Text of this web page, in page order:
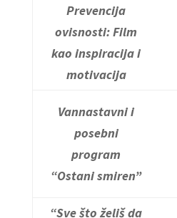
Prevencija
ovisnosti: Film
kao inspiracija i
motivacija
Vannastavni i
posebni
program
“Ostani smiren”
“Sve što želiš da